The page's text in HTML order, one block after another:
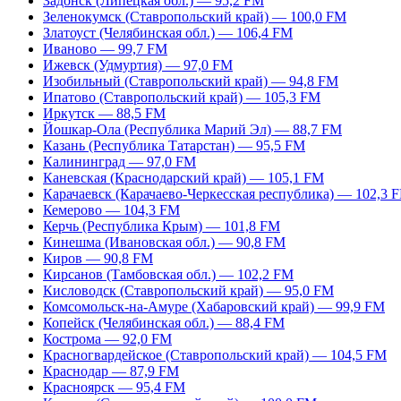
Зеленокумск (Ставропольский край) — 100,0 FM
Златоуст (Челябинская обл.) — 106,4 FM
Иваново — 99,7 FM
Ижевск (Удмуртия) — 97,0 FM
Изобильный (Ставропольский край) — 94,8 FM
Ипатово (Ставропольский край) — 105,3 FM
Иркутск — 88,5 FM
Йошкар-Ола (Республика Марий Эл) — 88,7 FM
Казань (Республика Татарстан) — 95,5 FM
Калининград — 97,0 FM
Каневская (Краснодарский край) — 105,1 FM
Карачаевск (Карачаево-Черкесская республика) — 102,3
Кемерово — 104,3 FM
Керчь (Республика Крым) — 101,8 FM
Кинешма (Ивановская обл.) — 90,8 FM
Киров — 90,8 FM
Кирсанов (Тамбовская обл.) — 102,2 FM
Кисловодск (Ставропольский край) — 95,0 FM
Комсомольск-на-Амуре (Хабаровский край) — 99,9 FM
Копейск (Челябинская обл.) — 88,4 FM
Кострома — 92,0 FM
Красногвардейское (Ставропольский край) — 104,5 FM
Краснодар — 87,9 FM
Красноярск — 95,4 FM